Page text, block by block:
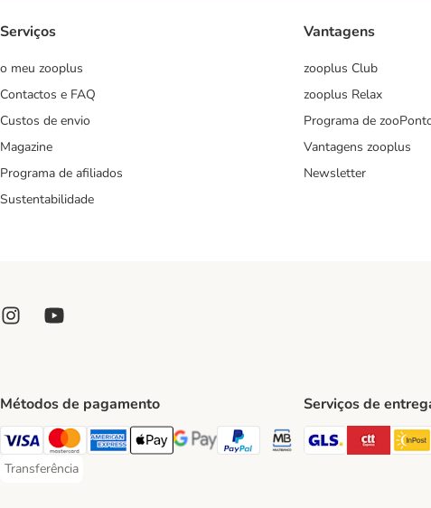
Serviços
o meu zooplus
Contactos e FAQ
Custos de envio
Magazine
Programa de afiliados
Sustentabilidade
Vantagens
zooplus Club
zooplus Relax
Programa de
Vantagens zooplus
Newsletter
Métodos de pagamento
Visa Payment Method
Mastercard Payment Method
American Express Payment Method
Apple Pay Payment Method
Google Pay Payment Method
PayPal Payment Method
Multibanco Payment Method
Transferência
Transferência Payment Method
Serviços de
GLS Shipping